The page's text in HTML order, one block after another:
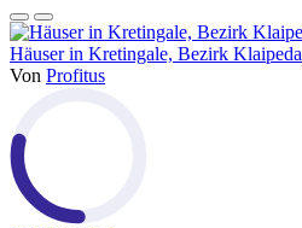
Häuser in Kretingale, Bezirk Klaipeda
Von Profitus